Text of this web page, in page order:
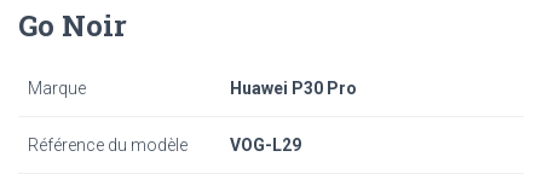
Go Noir
Marque Huawei P30 Pro
Référence du modèle VOG-L29